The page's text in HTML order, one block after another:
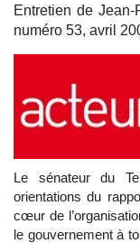
Entretien de
numéro 53, avril
Le sénateur du
orientations du
cœur de
le gouvernement à